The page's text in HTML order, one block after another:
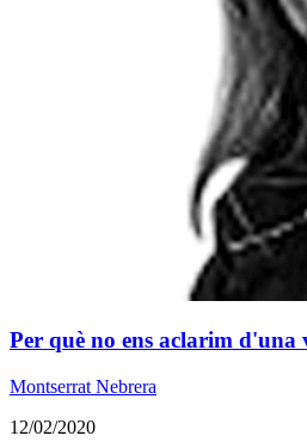
​Per què no ens aclarim d'una
Montserrat Nebrera
12/02/2020